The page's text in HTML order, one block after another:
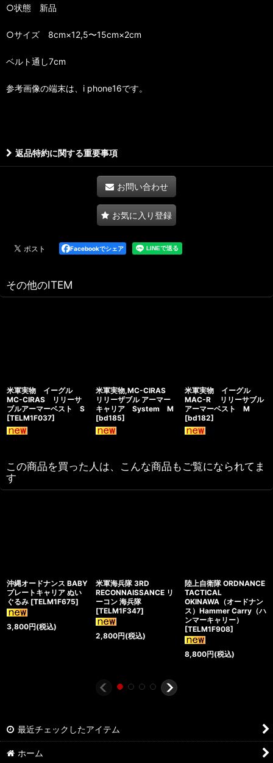
○状態 新品
○サイズ 8cm×12,5〜15cm×2cm
ベルト通し7cm
参考画像の端末は、i phone16です。
返品特約に関する重要事項
お問い合わせ
お気に入り登録
Facebookでシェア
その他のITEM
米軍実物 イーグル
MC-CIRAS リリーサ
ブルアーマーベスト S
[TELM1F037]
米軍実物,MC-CIRAS
リリーザブル アーマー
キャリア System M
[bd185]
米軍実物 イーグル
MAC-R リリーサブル
アーマーベスト M
[bd182]
この商品を買った人は、こんな商品もご覧になられてま
す
沖縄オードナンス BABY
プレートキャリア ぬい
ぐるみ [TELM1F675]
3,800円(税込)
米軍海兵隊 3RD
RECONNAISSANCE リ
ーコン 海兵隊
[TELM1F347]
2,800円(税込)
陸上自衛隊 ORDNANCE
TACTICAL
OKINAWA（オードナン
ス）Hammer Carry（ハ
ンマーキャリー）
[TELM1F908]
8,800円(税込)
最近チェックしたアイテム
ホーム